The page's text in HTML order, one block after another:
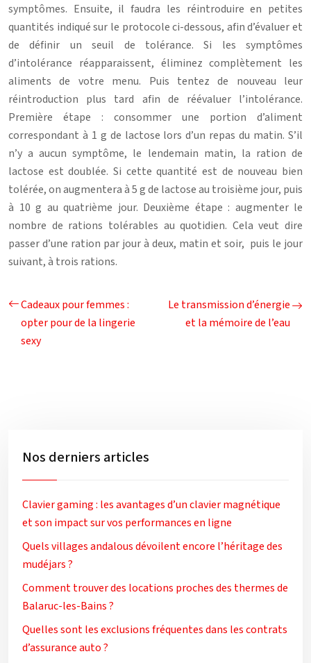
symptômes. Ensuite, il faudra les réintroduire en petites
quantités indiqué sur le protocole ci-dessous, afin d’évaluer et
de définir un seuil de tolérance. Si les symptômes
d’intolérance réapparaissent, éliminez complètement les
aliments de votre menu. Puis tentez de nouveau leur
réintroduction plus tard afin de réévaluer l’intolérance.
Première étape : consommer une portion d’aliment
correspondant à 1 g de lactose lors d’un repas du matin. S’il
n’y a aucun symptôme, le lendemain matin, la ration de
lactose est doublée. Si cette quantité est de nouveau bien
tolérée, on augmentera à 5 g de lactose au troisième jour, puis
à 10 g au quatrième jour. Deuxième étape : augmenter le
nombre de rations tolérables au quotidien. Cela veut dire
passer d’une ration par jour à deux, matin et soir, puis le jour
suivant, à trois rations.
Cadeaux pour femmes :
opter pour de la lingerie
sexy
Le transmission d’énergie
et la mémoire de l’eau
Nos derniers articles
Clavier gaming : les avantages d’un clavier magnétique
et son impact sur vos performances en ligne
Quels villages andalous dévoilent encore l’héritage des
mudéjars ?
Comment trouver des locations proches des thermes de
Balaruc-les-Bains ?
Quelles sont les exclusions fréquentes dans les contrats
d’assurance auto ?